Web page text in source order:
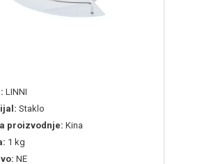
LINNI
Staklo
proizvodnje: Kina
1 kg
NE